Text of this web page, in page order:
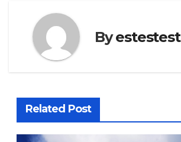
Byestestest
Related Post